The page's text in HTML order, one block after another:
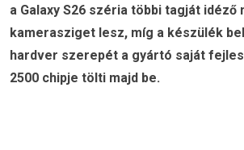
a Galaxy S26 széria többi tagját idéző
kamerasziget lesz, míg a készülék
hardver szerepét a gyártó saját
2500 chipje tölti majd be.